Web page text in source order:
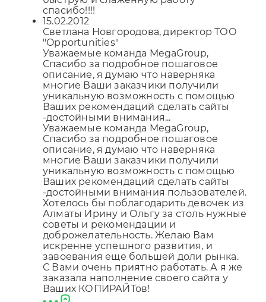
спасибо!!!!
15.02.2012
Светлана Новгородова, директор ТОО
"Opportunities"
Уважаемые команда MegaGroup,
Спасибо за подробное пошаговое
описание, я думаю что наверняка
многие Ваши заказчики получили
уникальную возможность с помощью
Ваших рекомендаций сделать сайты
-достойными внимания...
Уважаемые команда MegaGroup,
Спасибо за подробное пошаговое
описание, я думаю что наверняка
многие Ваши заказчики получили
уникальную возможность с помощью
Ваших рекомендаций сделать сайты
-достойными внимания пользователей.
Хотелось бы поблагодарить девочек из
Алматы Ирину и Ольгу за столь нужные
советы и рекомендации и
доброжелательность. Желаю Вам
искренне успешного развития, и
завоевания еще большей доли рынка.
С Вами очень приятно работать. А я же
заказала наполнение своего сайта у
Ваших КОПИРАЙТов!